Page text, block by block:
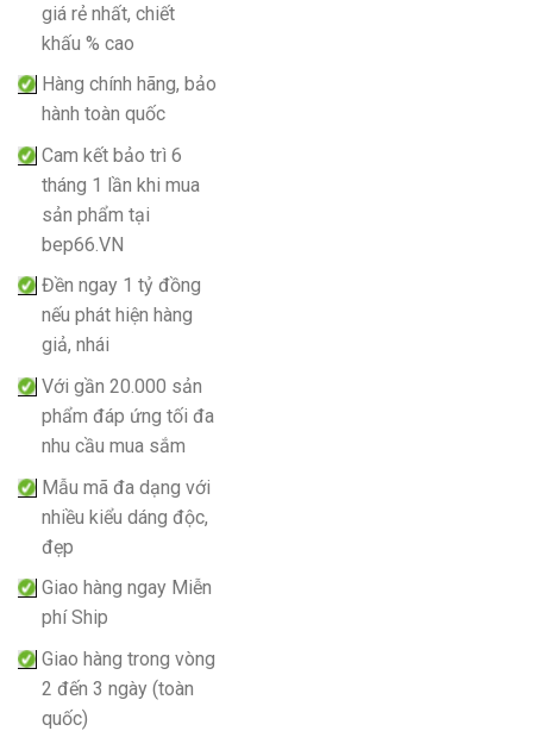
giá rẻ nhất, chiết
khấu % cao
Hàng chính hãng, bảo
hành toàn quốc
Cam kết bảo trì 6
tháng 1 lần khi mua
sản phẩm tại
bep66.VN
Đền ngay 1 tỷ đồng
nếu phát hiện hàng
giả, nhái
Với gần 20.000 sản
phẩm đáp ứng tối đa
nhu cầu mua sắm
Mẫu mã đa dạng với
nhiều kiểu dáng độc,
đẹp
Giao hàng ngay Miễn
phí Ship
Giao hàng trong vòng
2 đến 3 ngày (toàn
quốc)